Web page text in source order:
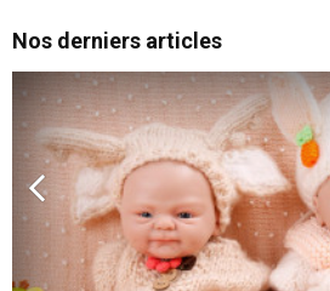
Nos derniers articles